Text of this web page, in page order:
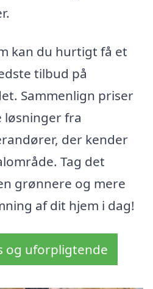
kan du hurtigt få et
tilbud på
Sammenlign priser
fra
der kender
Tag det
grønnere og mere
af dit hjem i dag!
og uforpligtende